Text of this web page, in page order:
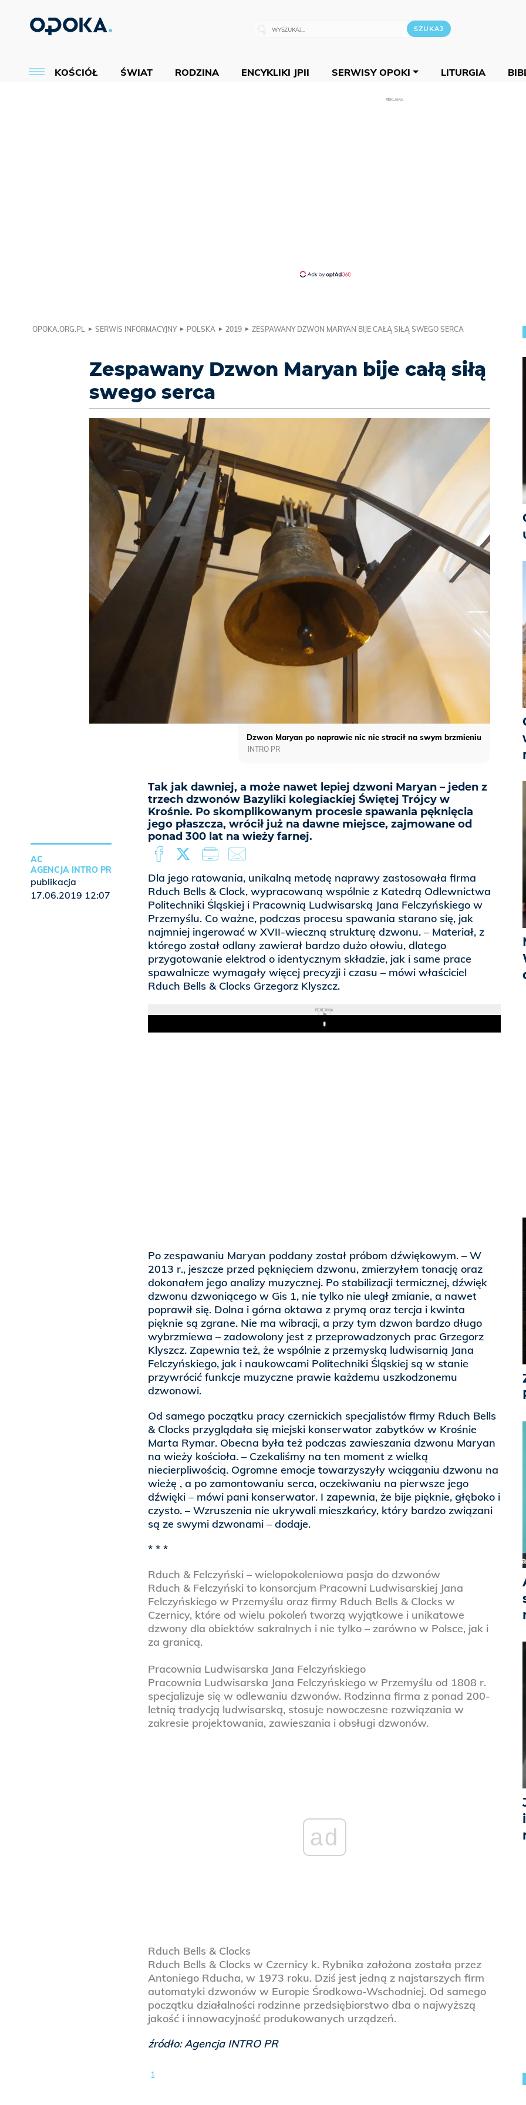
KOŚCIÓŁ ŚWIAT RODZINA ENCYKLIKI JPII SERWISY OPOKI LITURGIA
REKLAMA
OPOKA.ORG.PL SERWIS INFORMACYJNY POLSKA 2019 ZESPAWANY DZWON MARYAN BIJE CAŁĄ SIŁĄ SWEGO SERCA
Zespawany Dzwon Maryan bije całą siłą
swego serca
Tak jak dawniej, a może nawet lepiej dzwoni Maryan – jeden z
trzech dzwonów Bazyliki kolegiackiej Świętej Trójcy w
Krośnie. Po skomplikowanym procesie spawania pęknięcia
jego płaszcza, wrócił już na dawne miejsce, zajmowane od
ponad 300 lat na wieży farnej.
Dzwon Maryan po naprawie nic nie stracił na swym brzmieniu
INTRO PR
Dla jego ratowania, unikalną metodę naprawy zastosowała firma
Rduch Bells & Clock, wypracowaną wspólnie z Katedrą Odlewnictwa
Politechniki Śląskiej i Pracownią Ludwisarską Jana Felczyńskiego w
Przemyślu. Co ważne, podczas procesu spawania starano się, jak
najmniej ingerować w XVII-wieczną strukturę dzwonu. – Materiał, z
którego został odlany zawierał bardzo dużo ołowiu, dlatego
przygotowanie elektrod o identycznym składzie, jak i same prace
spawalnicze wymagały więcej precyzji i czasu – mówi właściciel
Rduch Bells & Clocks Grzegorz Klyszcz.
REKLAMA
Play
Po zespawaniu Maryan poddany został próbom dźwiękowym. – W
2013 r., jeszcze przed pęknięciem dzwonu, zmierzyłem tonację oraz
dokonałem jego analizy muzycznej. Po stabilizacji termicznej, dźwięk
dzwonu dzwoniącego w Gis 1, nie tylko nie uległ zmianie, a nawet
poprawił się. Dolna i górna oktawa z prymą oraz tercja i kwinta
pięknie są zgrane. Nie ma wibracji, a przy tym dzwon bardzo długo
wybrzmiewa – zadowolony jest z przeprowadzonych prac Grzegorz
Klyszcz. Zapewnia też, że wspólnie z przemyską ludwisarnią Jana
Felczyńskiego, jak i naukowcami Politechniki Śląskiej są w stanie
przywrócić funkcje muzyczne prawie każdemu uszkodzonemu
dzwonowi.
Od samego początku pracy czernickich specjalistów firmy Rduch Bells
& Clocks przyglądała się miejski konserwator zabytków w Krośnie
Marta Rymar. Obecna była też podczas zawieszania dzwonu Maryan
na wieży kościoła. – Czekaliśmy na ten moment z wielką
niecierpliwością. Ogromne emocje towarzyszyły wciąganiu dzwonu na
wieżę , a po zamontowaniu serca, oczekiwaniu na pierwsze jego
dźwięki – mówi pani konserwator. I zapewnia, że bije pięknie, głęboko i
czysto. – Wzruszenia nie ukrywali mieszkańcy, który bardzo związani
są ze swymi dzwonami – dodaje.
* * *
Rduch & Felczyński – wielopokoleniowa pasja do dzwonów
Rduch & Felczyński to konsorcjum Pracowni Ludwisarskiej Jana
Felczyńskiego w Przemyślu oraz firmy Rduch Bells & Clocks w
Czernicy, które od wielu pokoleń tworzą wyjątkowe i unikatowe
dzwony dla obiektów sakralnych i nie tylko – zarówno w Polsce, jak i
za granicą.
Pracownia Ludwisarska Jana Felczyńskiego
Pracownia Ludwisarska Jana Felczyńskiego w Przemyślu od 1808 r.
specjalizuje się w odlewaniu dzwonów. Rodzinna firma z ponad 200-
letnią tradycją ludwisarską, stosuje nowoczesne rozwiązania w
zakresie projektowania, zawieszania i obsługi dzwonów.
ad
Rduch Bells & Clocks
Rduch Bells & Clocks w Czernicy k. Rybnika założona została przez
Antoniego Rducha, w 1973 roku. Dziś jest jedną z najstarszych firm
automatyki dzwonów w Europie Środkowo-Wschodniej. Od samego
początku działalności rodzinne przedsiębiorstwo dba o najwyższą
jakość i innowacyjność produkowanych urządzeń.
źródło: Agencja INTRO PR
1
AC
AGENCJA INTRO PR
publikacja
17.06.2019 12:07